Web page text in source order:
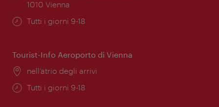
1010 Vienna
Orari
Tutti i giorni 9-18
Tourist-Info Aeroporto di Vienna
Posizione:
nell’atrio degli arrivi
Orari
Tutti i giorni 9-18